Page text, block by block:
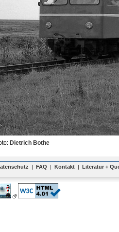
Dietrich Bothe
| FAQ | Kontakt | Literatur +